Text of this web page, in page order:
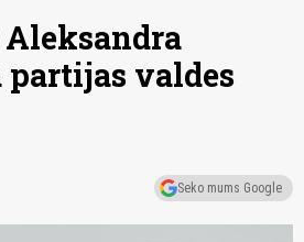
partijas valdes
Seko mums Google